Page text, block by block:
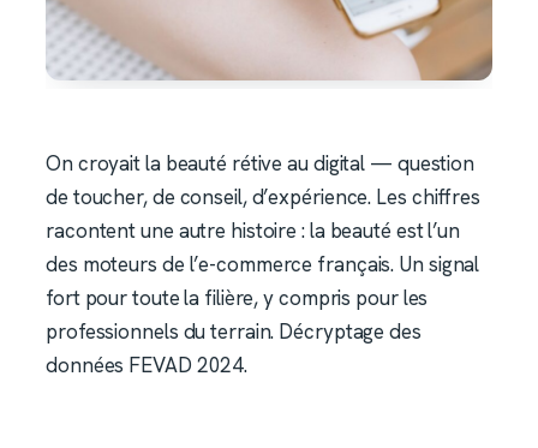
On croyait la beauté rétive au digital — question
de toucher, de conseil, d’expérience. Les chiffres
racontent une autre histoire : la beauté est l’un
des moteurs de l’e-commerce français. Un signal
fort pour toute la filière, y compris pour les
professionnels du terrain. Décryptage des
données FEVAD 2024.